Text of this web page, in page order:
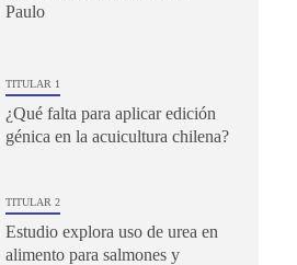
Paulo
TITULAR 1
¿Qué falta para aplicar edición
génica en la acuicultura chilena?
TITULAR 2
Estudio explora uso de urea en
alimento para salmones y